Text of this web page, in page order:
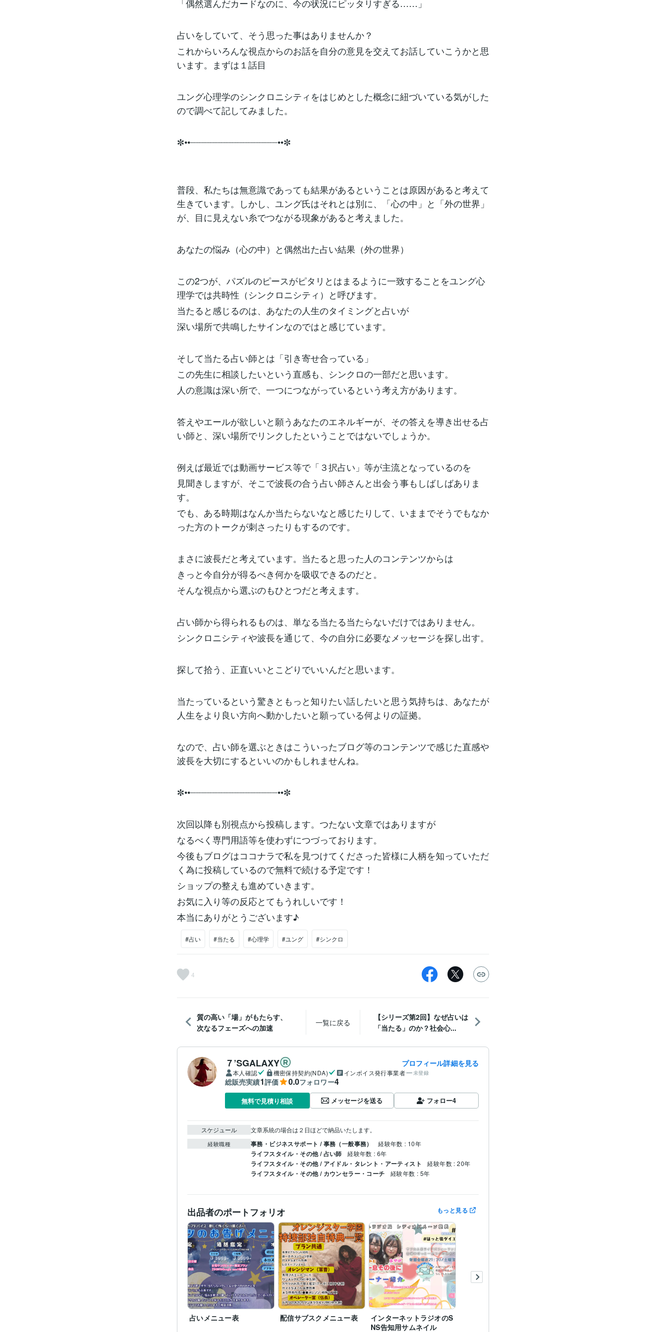
「偶然選んだカードなのに、今の状況にピッタリすぎる……」
占いをしていて、そう思った事はありませんか？
これからいろんな視点からのお話を自分の意見を交えてお話していこうかと思
います。まずは１話目
ユング心理学のシンクロニシティをはじめとした概念に紐づいている気がした
ので調べて記してみました。
✼••┈┈┈┈┈┈┈┈┈┈┈┈┈┈┈┈••✼
普段、私たちは無意識であっても結果があるということは原因があると考えて
生きています。しかし、ユング氏はそれとは別に、「心の中」と「外の世界」
が、目に見えない糸でつながる現象があると考えました。
あなたの悩み（心の中）と偶然出た占い結果（外の世界）
この2つが、パズルのピースがピタリとはまるように一致することをユング心
理学では共時性（シンクロニシティ）と呼びます。
当たると感じるのは、あなたの人生のタイミングと占いが
深い場所で共鳴したサインなのではと感じています。
そして当たる占い師とは「引き寄せ合っている」
この先生に相談したいという直感も、シンクロの一部だと思います。
人の意識は深い所で、一つにつながっているという考え方があります。
答えやエールが欲しいと願うあなたのエネルギーが、その答えを導き出せる占
い師と、深い場所でリンクしたということではないでしょうか。
例えば最近では動画サービス等で「３択占い」等が主流となっているのを
見聞きしますが、そこで波長の合う占い師さんと出会う事もしばしばありま
す。
でも、ある時期はなんか当たらないなと感じたりして、いままでそうでもなか
った方のトークが刺さったりもするのです。
まさに波長だと考えています。当たると思った人のコンテンツからは
きっと今自分が得るべき何かを吸収できるのだと。
そんな視点から選ぶのもひとつだと考えます。
占い師から得られるものは、単なる当たる当たらないだけではありません。
シンクロニシティや波長を通じて、今の自分に必要なメッセージを探し出す。
探して拾う、正直いいとこどりでいいんだと思います。
当たっているという驚きともっと知りたい話したいと思う気持ちは、あなたが
人生をより良い方向へ動かしたいと願っている何よりの証拠。
なので、占い師を選ぶときはこういったブログ等のコンテンツで感じた直感や
波長を大切にするといいのかもしれませんね。
✼••┈┈┈┈┈┈┈┈┈┈┈┈┈┈┈┈••✼
次回以降も別視点から投稿します。つたない文章ではありますが
なるべく専門用語等を使わずにつづっております。
今後もブログはココナラで私を見つけてくださった皆様に人柄を知っていただ
く為に投稿しているので無料で続ける予定です！
ショップの整えも進めていきます。
お気に入り等の反応とてもうれしいです！
本当にありがとうございます♪
#占い #当たる #心理学 #ユング #シンクロ
4
質の高い「場」がもたらす、
次なるフェーズへの加速
一覧に戻る
【シリーズ第2回】なぜ占いは
「当たる」のか？社会心...
７’SGALAXY プロフィール詳細を見る
本人確認 機密保持契約(NDA) インボイス発行事業者 未登録
総販売実績1評価 0.0フォロワー4
無料で見積り相談 メッセージを送る フォロー4
スケジュール 文章系統の場合は２日ほどで納品いたします。
経験職種 事務・ビジネスサポート / 事務（一般事務） 経験年数 : 10年
ライフスタイル・その他 / 占い師 経験年数 : 6年
ライフスタイル・その他 / アイドル・タレント・アーティスト 経験年数 : 20年
ライフスタイル・その他 / カウンセラー・コーチ 経験年数 : 5年
出品者のポートフォリオ もっと見る
占いメニュー表 配信サブスクメニュー表
インターネットラジオのS
NS告知用サムネイル